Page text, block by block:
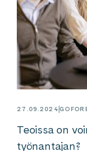
27.09.2024
Teoissa on
työnantajan?